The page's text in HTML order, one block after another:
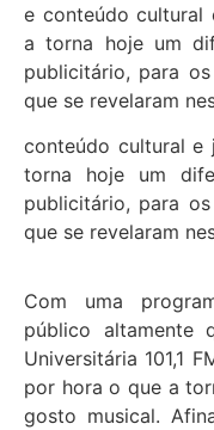
e conteúdo cultural
a torna hoje um
publicitário, para
que se revelaram
conteúdo cultural e
torna hoje um
publicitário, para
que se revelaram
Com uma
público altamente
Universitária 101,1
por hora o que a
gosto musical.